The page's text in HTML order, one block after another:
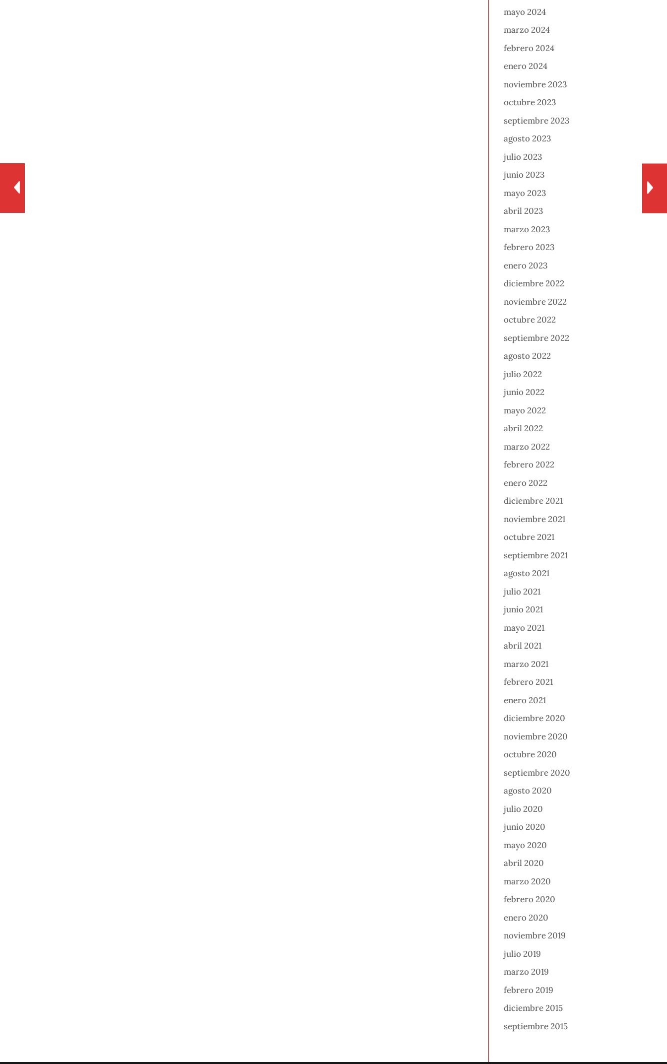
mayo 2024
marzo 2024
febrero 2024
enero 2024
noviembre 2023
octubre 2023
septiembre 2023
agosto 2023
julio 2023
junio 2023
mayo 2023
abril 2023
marzo 2023
febrero 2023
enero 2023
diciembre 2022
noviembre 2022
octubre 2022
septiembre 2022
agosto 2022
julio 2022
junio 2022
mayo 2022
abril 2022
marzo 2022
febrero 2022
enero 2022
diciembre 2021
noviembre 2021
octubre 2021
septiembre 2021
agosto 2021
julio 2021
junio 2021
mayo 2021
abril 2021
marzo 2021
febrero 2021
enero 2021
diciembre 2020
noviembre 2020
octubre 2020
septiembre 2020
agosto 2020
julio 2020
junio 2020
mayo 2020
abril 2020
marzo 2020
febrero 2020
enero 2020
noviembre 2019
julio 2019
marzo 2019
febrero 2019
diciembre 2015
septiembre 2015